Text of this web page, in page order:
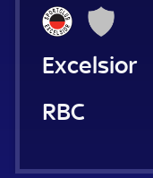
Excelsior
RBC